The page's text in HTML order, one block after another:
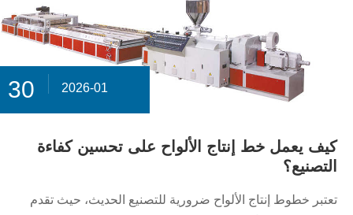
30 2026-01
كيف يعمل خط إنتاج الألواح على تحسين كفاءة
التصنيع؟
تعتبر خطوط إنتاج الألواح ضرورية للتصنيع الحديث، حيث تقدم